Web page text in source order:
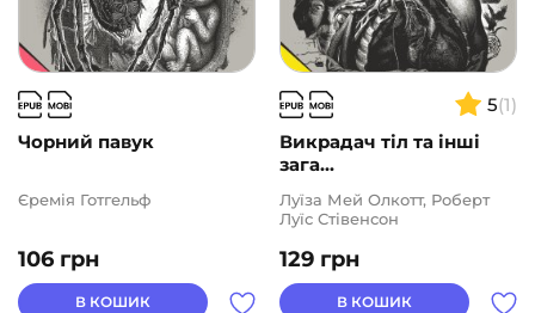
Чорний павук
106 грн
Єремія Готгельф
В КОШИК
5(1)
Викрадач тіл та інші
зага...
129 грн
Луїза Мей Олкотт, Роберт
Луїс Стівенсон
В КОШИК